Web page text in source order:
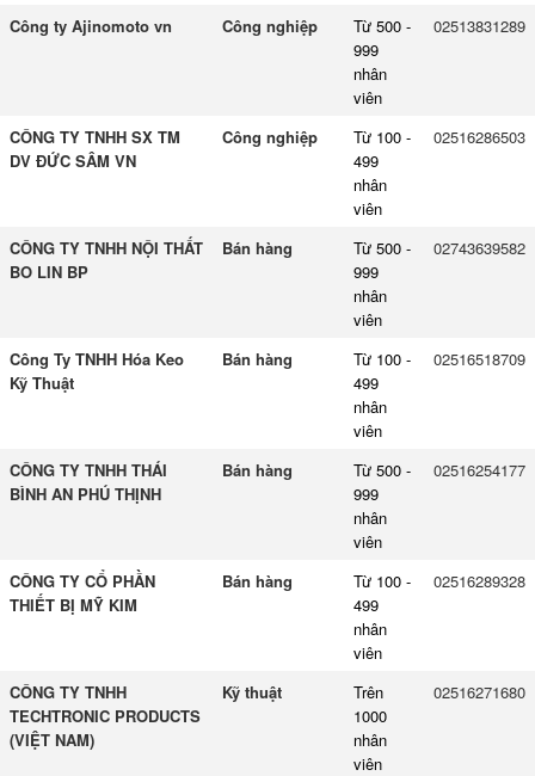
Công ty Ajinomoto vn Công nghiệp
Từ 500 -
999
nhân
viên
02513831289
CÔNG TY TNHH SX TM
DV ĐỨC SÂM VN
Công nghiệp
Từ 100 -
499
nhân
viên
02516286503
CÔNG TY TNHH NỘI THẤT
BO LIN BP
Bán hàng
Từ 500 -
999
nhân
viên
02743639582
Công Ty TNHH Hóa Keo
Kỹ Thuật
Bán hàng
Từ 100 -
499
nhân
viên
02516518709
CÔNG TY TNHH THÁI
BÌNH AN PHÚ THỊNH
Bán hàng
Từ 500 -
999
nhân
viên
02516254177
CÔNG TY CỔ PHẦN
THIẾT BỊ MỸ KIM
Bán hàng
Từ 100 -
499
nhân
viên
02516289328
CÔNG TY TNHH
TECHTRONIC PRODUCTS
(VIỆT NAM)
Kỹ thuật
Trên
1000
nhân
viên
02516271680